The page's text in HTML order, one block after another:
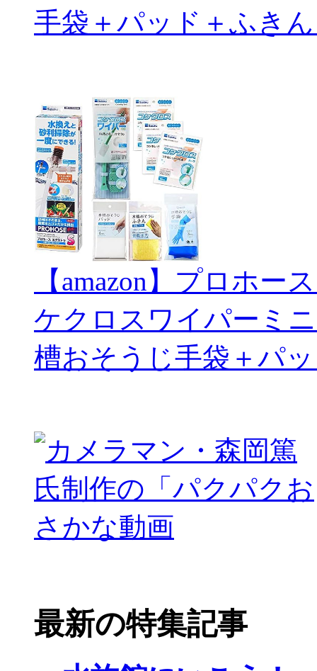
手袋＋パッド＋ふき
【amazon】プロホー
ケクロスワイパーミ
槽おそうじ手袋＋パ
最新の特集記事